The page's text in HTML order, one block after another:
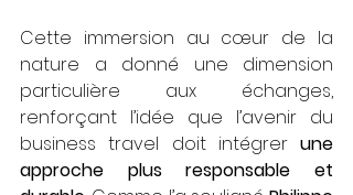
Cette immersion au cœur de la
nature a donné une dimension
particulière aux échanges,
renforçant l’idée que l’avenir du
business travel doit intégrer une
approche plus responsable et